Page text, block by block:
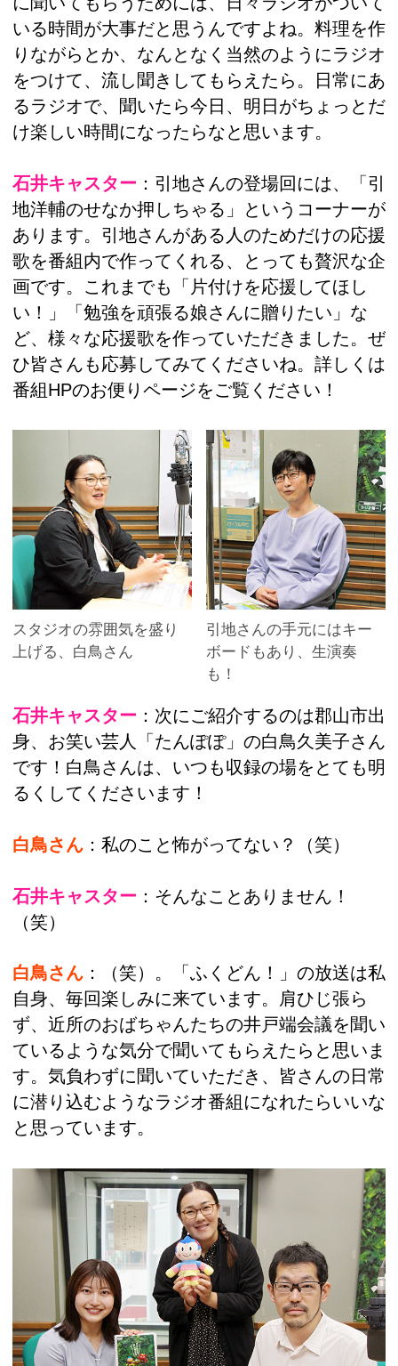
いる時間が大事だと思うんですよね。料理を作
りながらとか、なんとなく当然のようにラジオ
をつけて、流し聞きしてもらえたら。日常にあ
るラジオで、聞いたら今日、明日がちょっとだ
け楽しい時間になったらなと思います。
石井キャスター ：引地さんの登場回には、「引
地洋輔のせなか押しちゃる」というコーナーが
あります。引地さんがある人のためだけの応援
歌を番組内で作ってくれる、とっても贅沢な企
画です。これまでも「片付けを応援してほし
い！」「勉強を頑張る娘さんに贈りたい」な
ど、様々な応援歌を作っていただきました。ぜ
ひ皆さんも応募してみてくださいね。詳しくは
番組HPのお便りページをご覧ください！
スタジオの雰囲気を盛り
上げる、白鳥さん
引地さんの手元にはキー
ボードもあり、生演奏
も！
石井キャスター ：次にご紹介するのは郡山市出
身、お笑い芸人「たんぽぽ」の白鳥久美子さん
です！白鳥さんは、いつも収録の場をとても明
るくしてくださいます！
白鳥さん ：私のこと怖がってない？（笑）
石井キャスター ：そんなことありません！
（笑）
白鳥さん ：（笑）。「ふくどん！」の放送は私
自身、毎回楽しみに来ています。肩ひじ張ら
ず、近所のおばちゃんたちの井戸端会議を聞い
ているような気分で聞いてもらえたらと思いま
す。気負わずに聞いていただき、皆さんの日常
に潜り込むようなラジオ番組になれたらいいな
と思っています。